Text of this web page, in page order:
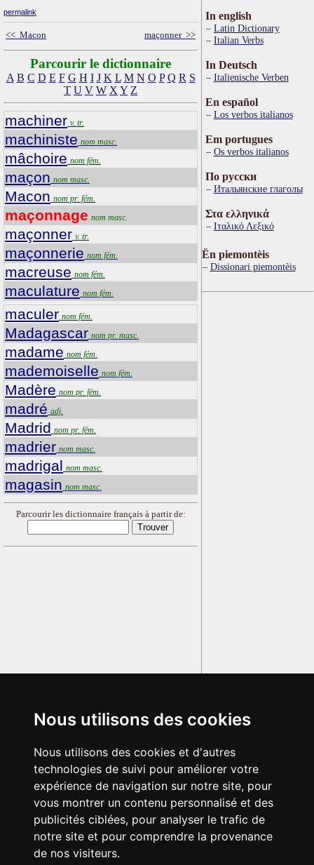
Nous utilisons des cookies
Nous utilisons des cookies et d'autres
technologies de suivi pour améliorer votre
expérience de navigation sur notre site, pour
vous montrer un contenu personnalisé et des
publicités ciblées, pour analyser le trafic de
notre site et pour comprendre la provenance
de nos visiteurs.
permalink
<< Macon maçonner >>
Parcourir le dictionnaire
A B C D E F G H I J K L M N O P Q R S
T U V W X Y Z
machiner v. tr.
machiniste nom masc.
mâchoire nom fém.
maçon nom masc.
Macon nom pr. fém.
maçonnage nom masc.
maçonner v. tr.
maçonnerie nom fém.
macreuse nom fém.
maculature nom fém.
maculer nom fém.
Madagascar nom pr. masc.
madame nom fém.
mademoiselle nom fém.
Madère nom pr. fém.
madré adj.
Madrid nom pr. fém.
madrier nom masc.
madrigal nom masc.
magasin nom masc.
Parcourir les dictionnaire français à partir de:
In english
Latin Dictionary
Italian Verbs
In Deutsch
Italienische Verben
En español
Los verbos italianos
Em portugues
Os verbos italianos
По русски
Итальянские глаголы
Στα ελληνικά
Ιταλικό Λεξικό
Ën piemontèis
Dissionari piemontèis